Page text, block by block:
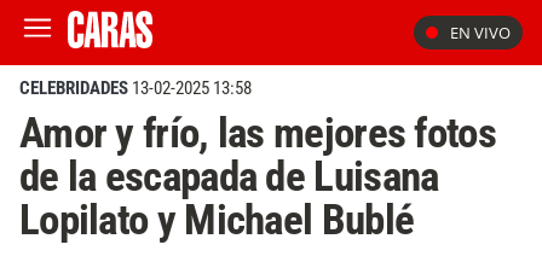
EN VIVO
CELEBRIDADES 13-02-2025 13:58
Amor y frío, las mejores fotos
de la escapada de Luisana
Lopilato y Michael Bublé